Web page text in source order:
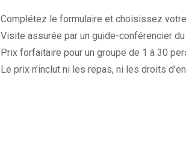
Complétez le formulaire et choisissez
Visite assurée par un guide-conférencier
Prix forfaitaire pour un groupe de 1 à 30
Le prix n’inclut ni les repas, ni les droits